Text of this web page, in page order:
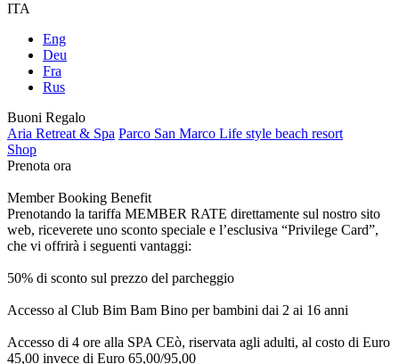
ITA
Eng
Deu
Fra
Rus
Buoni Regalo
Aria Retreat & Spa Parco San Marco Life style beach resort
Shop
Prenota ora
Member Booking Benefit
Prenotando la tariffa MEMBER RATE direttamente sul nostro sito
web, riceverete uno sconto speciale e l’esclusiva “Privilege Card”,
che vi offrirà i seguenti vantaggi:
50% di sconto sul prezzo del parcheggio
Accesso al Club Bim Bam Bino per bambini dai 2 ai 16 anni
Accesso di 4 ore alla SPA CEò, riservata agli adulti, al costo di Euro
45,00 invece di Euro 65,00/95,00